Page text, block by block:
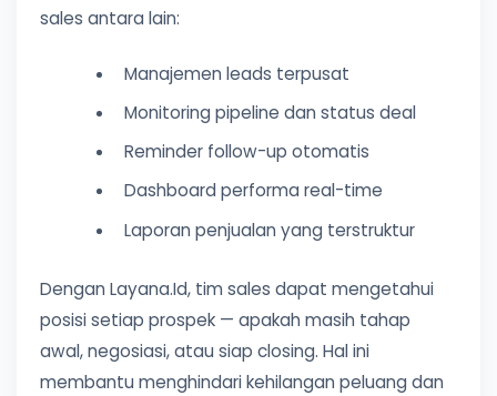
sales antara lain:
Manajemen leads terpusat
Monitoring pipeline dan status deal
Reminder follow-up otomatis
Dashboard performa real-time
Laporan penjualan yang terstruktur
Dengan Layana.Id, tim sales dapat mengetahui
posisi setiap prospek — apakah masih tahap
awal, negosiasi, atau siap closing. Hal ini
membantu menghindari kehilangan peluang dan